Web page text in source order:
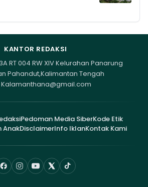
KANTOR REDAKSI
RT 004 RW XIV Kelurahan Panarung
Pahandut,Kalimantan Tengah
Kalamanthana@gmail.com
Pedoman Media SiberKode Etik
AnakDisclaimerInfo IklanKontak Kami